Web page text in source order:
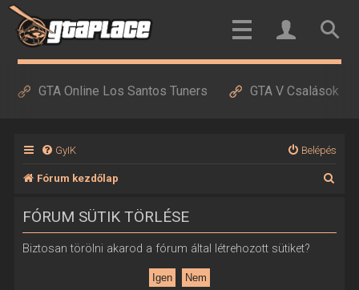
GTA Online Los Santos Tuners GTA V Csalások
GyIK Belépés
Fórum kezdőlap
FÓRUM SÜTIK TÖRLÉSE
Biztosan törölni akarod a fórum által létrehozott sütiket?